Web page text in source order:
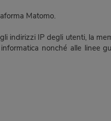
Matomo.
indirizzi IP degli utenti, la
nonché alle linee